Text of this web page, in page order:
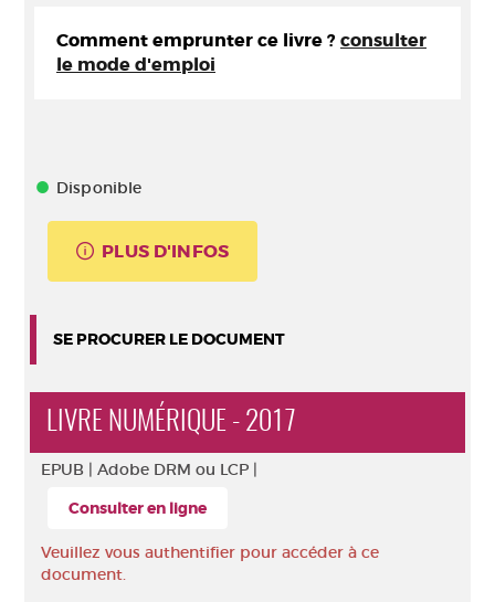
Comment emprunter ce livre ? consulter
le mode d'emploi
Disponible
PLUS D'INFOS
SE PROCURER LE DOCUMENT
LIVRE NUMÉRIQUE - 2017
EPUB | Adobe DRM ou LCP |
Consulter en ligne
Veuillez vous authentifier pour accéder à ce
document.